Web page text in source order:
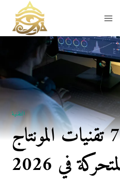
content
التقنية
أحدث 7 تقنيات المونتاج
في 2026